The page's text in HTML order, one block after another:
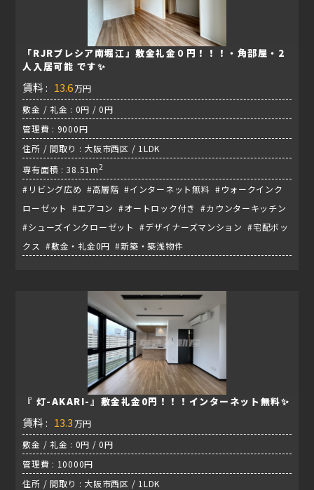
「RJRプレシア南堀江」敷金礼金０円！！！・角部屋・2
人入居可能 です✨
賃料 : 13.6万円
敷金 / 礼金 : 0円 / 0円
管理費 : 9000円
住所 / 間取り : 大阪市西区 / 1LDK
専有面積 : 38.51m2
#リビング広め #高層階 #インターネット無料 #ウォークインク
ローゼット #エアコン #オートロック付き #カウンターキッチン
#シューズインクローゼット #デザイナーズマンション #宅配ボッ
クス #敷金・礼金0円 #新築・築浅物件
『 灯-AKARI-』敷金礼金0円！！！インターネット無料✨
賃料 : 13.3 万円
敷金 / 礼金 : 0円 / 0円
管理費 : 10000円
住所 / 間取り : 大阪市西区 / 1LDK